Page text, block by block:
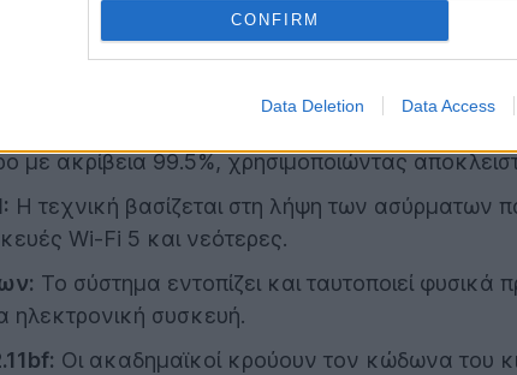
CONFIRM
Data Deletion Data Access
Ερευνητές του Ινστιτούτου Τεχνολογίας
με ακρίβεια 99.5%, χρησιμοποιώντας
Η τεχνική βασίζεται στη λήψη των ασύρματων
Wi-Fi 5 και νεότερες.
Το σύστημα εντοπίζει και ταυτοποιεί
ηλεκτρονική συσκευή.
Οι ακαδημαϊκοί κρούουν τον κώδωνα του